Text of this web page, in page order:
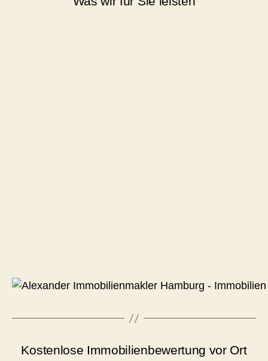
Kostenlose Immobilienbewertung vor Ort